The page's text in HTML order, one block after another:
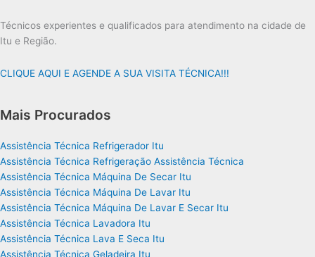
Técnicos experientes e qualificados para atendimento na cidade de
Itu e Região.
CLIQUE AQUI E AGENDE A SUA VISITA TÉCNICA!!!
Mais Procurados
Assistência Técnica Refrigerador Itu
Assistência Técnica Refrigeração Assistência Técnica
Assistência Técnica Máquina De Secar Itu
Assistência Técnica Máquina De Lavar Itu
Assistência Técnica Máquina De Lavar E Secar Itu
Assistência Técnica Lavadora Itu
Assistência Técnica Lava E Seca Itu
Assistência Técnica Geladeira Itu